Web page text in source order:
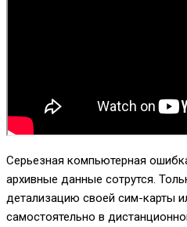
Серьезная компьютерная
архивные данные сотрутся.
детализацию своей сим-карты
самостоятельно в